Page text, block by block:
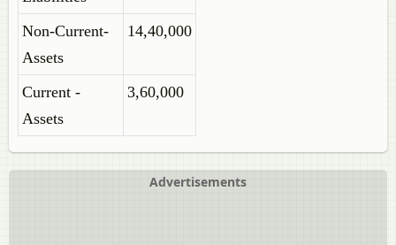
Non-Current-
Assets
14,40,000
Current -
Assets
3,60,000
Advertisements